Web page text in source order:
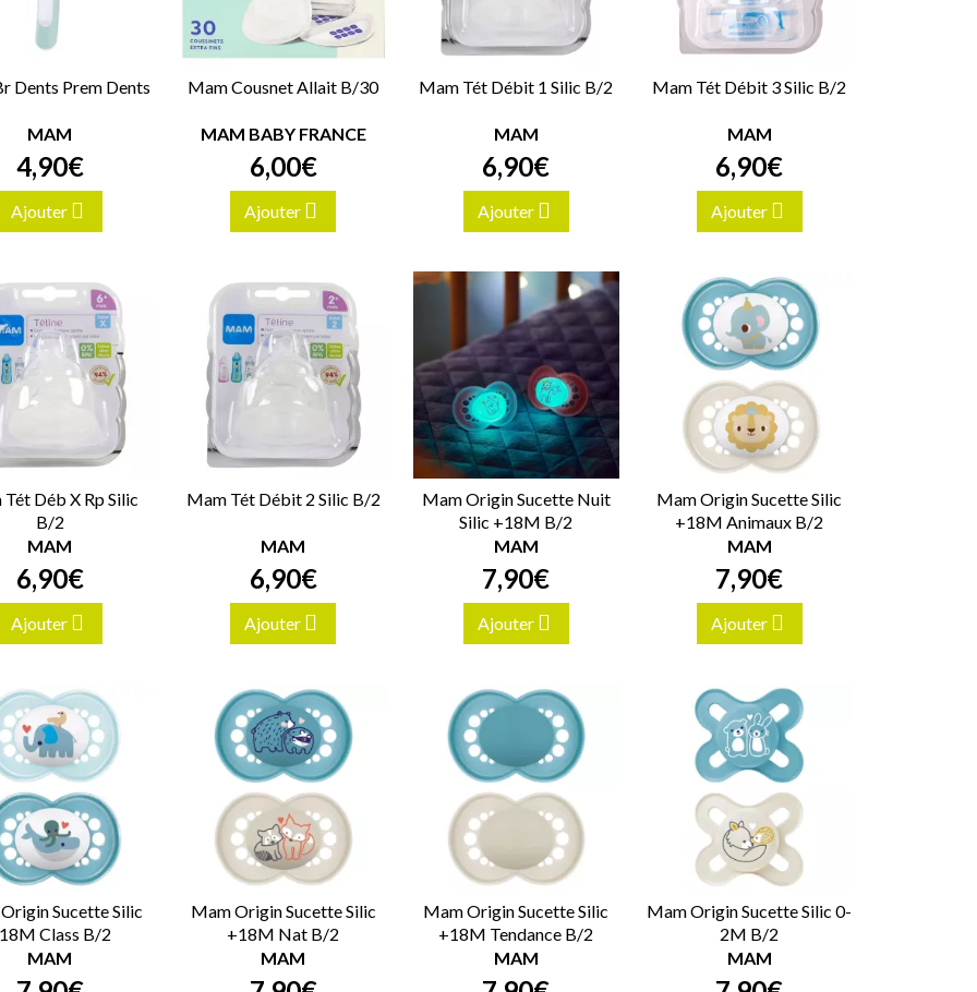
Dents Prem Dents
MAM
4,90€
Ajouter
Mam Cousnet Allait B/30
MAM BABY FRANCE
6,00€
Ajouter
Mam Tét Débit 1 Silic B/2
MAM
6,90€
Ajouter
Mam Tét Débit 3 Silic B/2
MAM
6,90€
Ajouter
Déb X Rp Silic
B/2
MAM
6,90€
Ajouter
Mam Tét Débit 2 Silic B/2
MAM
6,90€
Ajouter
Mam Origin Sucette Nuit
Silic +18M B/2
MAM
7,90€
Ajouter
Mam Origin Sucette Silic
+18M Animaux B/2
MAM
7,90€
Ajouter
Sucette Silic
Class B/2
MAM
Mam Origin Sucette Silic
+18M Nat B/2
MAM
Mam Origin Sucette Silic
+18M Tendance B/2
MAM
Mam Origin Sucette Silic 0-
2M B/2
MAM